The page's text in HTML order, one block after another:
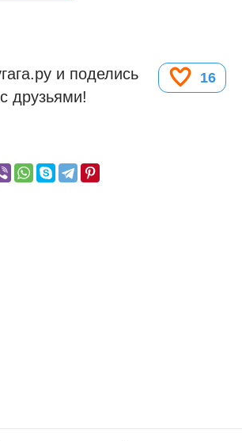
16
и поделись
друзьями!